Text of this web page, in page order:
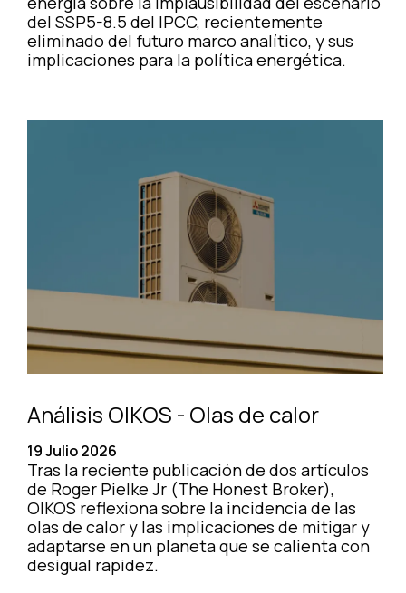
del SSP5-8.5 del IPCC, recientemente
eliminado del futuro marco analítico, y sus
implicaciones para la política energética.
Análisis OIKOS - Olas de calor
19 Julio 2026
Tras la reciente publicación de dos artículos
de Roger Pielke Jr (The Honest Broker),
OIKOS reflexiona sobre la incidencia de las
olas de calor y las implicaciones de mitigar y
adaptarse en un planeta que se calienta con
desigual rapidez.